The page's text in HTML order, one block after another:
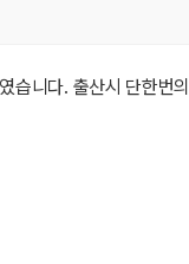
니다. 출산시 단한